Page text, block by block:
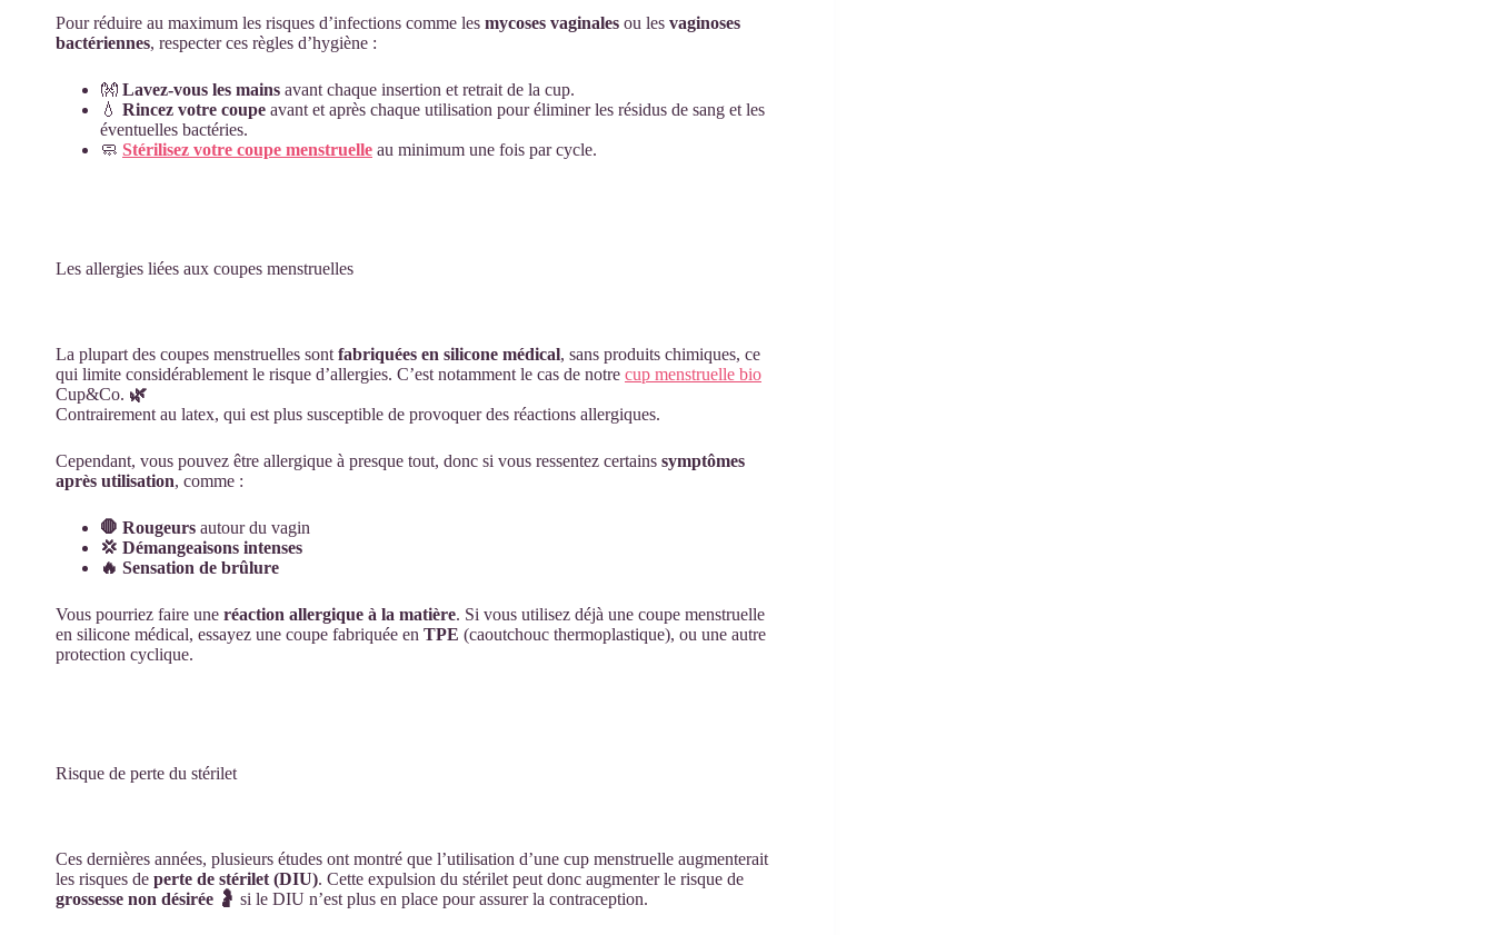
Pour réduire au maximum les risques d’infections comme les mycoses vaginales ou les vaginoses
bactériennes, respecter ces règles d’hygiène :
👐 Lavez-vous les mains avant chaque insertion et retrait de la cup.
💧 Rincez votre coupe avant et après chaque utilisation pour éliminer les résidus de sang et les
éventuelles bactéries.
🧼 Stérilisez votre coupe menstruelle au minimum une fois par cycle.
Les allergies liées aux coupes menstruelles
La plupart des coupes menstruelles sont fabriquées en silicone médical, sans produits chimiques, ce
qui limite considérablement le risque d’allergies. C’est notamment le cas de notre cup menstruelle bio
Cup&Co. 🌿
Contrairement au latex, qui est plus susceptible de provoquer des réactions allergiques.
Cependant, vous pouvez être allergique à presque tout, donc si vous ressentez certains symptômes
après utilisation, comme :
🛑 Rougeurs autour du vagin
💢 Démangeaisons intenses
🔥 Sensation de brûlure
Vous pourriez faire une réaction allergique à la matière. Si vous utilisez déjà une coupe menstruelle
en silicone médical, essayez une coupe fabriquée en TPE (caoutchouc thermoplastique), ou une autre
protection cyclique.
Risque de perte du stérilet
Ces dernières années, plusieurs études ont montré que l’utilisation d’une cup menstruelle augmenterait
les risques de perte de stérilet (DIU). Cette expulsion du stérilet peut donc augmenter le risque de
grossesse non désirée 🤰 si le DIU n’est plus en place pour assurer la contraception.